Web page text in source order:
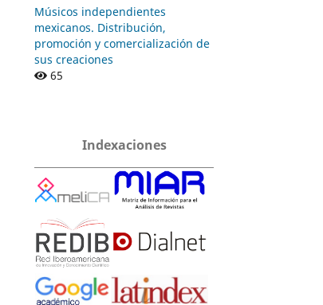
Músicos independientes
mexicanos. Distribución,
promoción y comercialización de
sus creaciones
65
Indexaciones